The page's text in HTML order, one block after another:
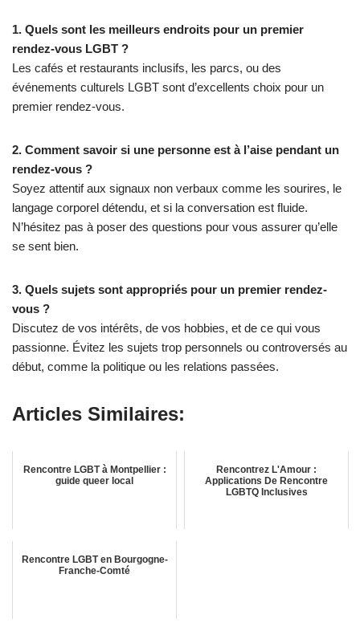
1. Quels sont les meilleurs endroits pour un premier
rendez-vous LGBT ?
Les cafés et restaurants inclusifs, les parcs, ou des
événements culturels LGBT sont d’excellents choix pour un
premier rendez-vous.
2. Comment savoir si une personne est à l’aise pendant un
rendez-vous ?
Soyez attentif aux signaux non verbaux comme les sourires, le
langage corporel détendu, et si la conversation est fluide.
N’hésitez pas à poser des questions pour vous assurer qu’elle
se sent bien.
3. Quels sujets sont appropriés pour un premier rendez-
vous ?
Discutez de vos intérêts, de vos hobbies, et de ce qui vous
passionne. Évitez les sujets trop personnels ou controversés au
début, comme la politique ou les relations passées.
Articles Similaires:
Rencontre LGBT à Montpellier :
guide queer local
Rencontrez L'Amour :
Applications De Rencontre
LGBTQ Inclusives
Rencontre LGBT en Bourgogne-
Franche-Comté